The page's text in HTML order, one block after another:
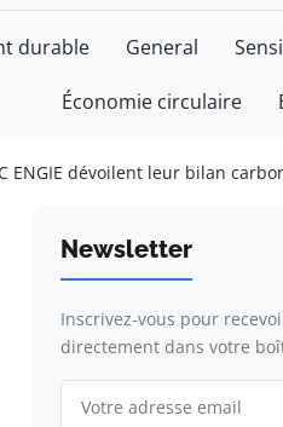
durable General
Économie circulaire
ENGIE dévoilent leur bilan
Newsletter
Inscrivez-vous pour
directement dans votre